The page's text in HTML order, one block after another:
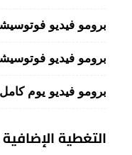
برومو فيديو
برومو فيديو
برومو فيديو يوم
التغطية